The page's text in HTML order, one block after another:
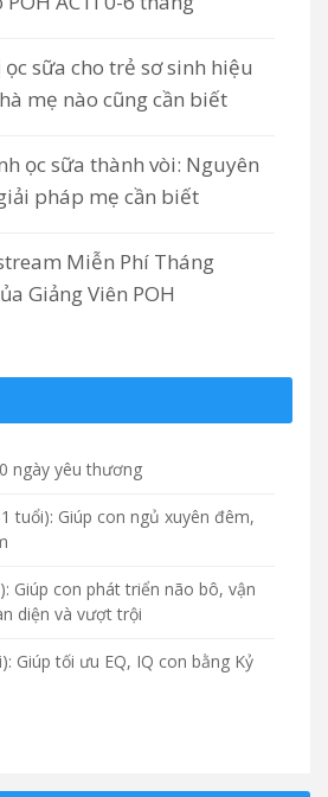
sữa cho trẻ sơ sinh hiệu
mẹ nào cũng cần biết
ọc sữa thành vòi: Nguyên
pháp mẹ cần biết
Miễn Phí Tháng
Giảng Viên POH
ngày yêu thương
tuổi): Giúp con ngủ xuyên đêm,
Giúp con phát triển não bô, vận
diện và vượt trội
Giúp tối ưu EQ, IQ con bằng Kỷ